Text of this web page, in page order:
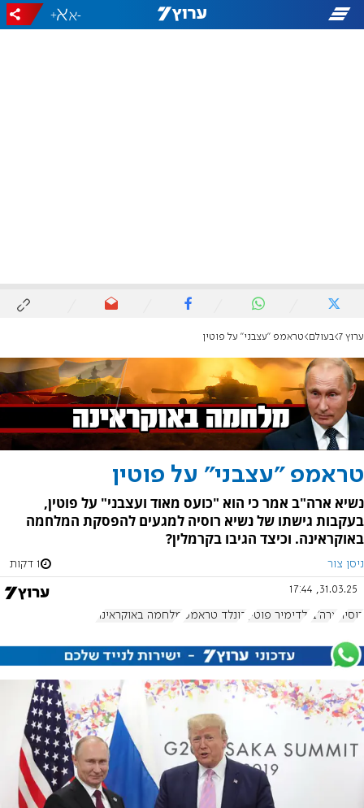
-
+
ערוץ 7 בעולם טראמפ "עצבני" על פוטין
טראמפ "עצבני" על פוטין
נשיא ארה"ב אמר כי הוא "כועס מאוד ועצבני" על פוטין,
בעקבות גישתו של נשיא רוסיה למגעים להפסקת המלחמה
באוקראינה. וכיצד הגיבו בקרמלין?
ניסן צור 1 דקות
31.03.25, 17:44
רוסיה ארה"ב ולדימיר פוטין דונלד טראמפ מלחמה באוקראינה